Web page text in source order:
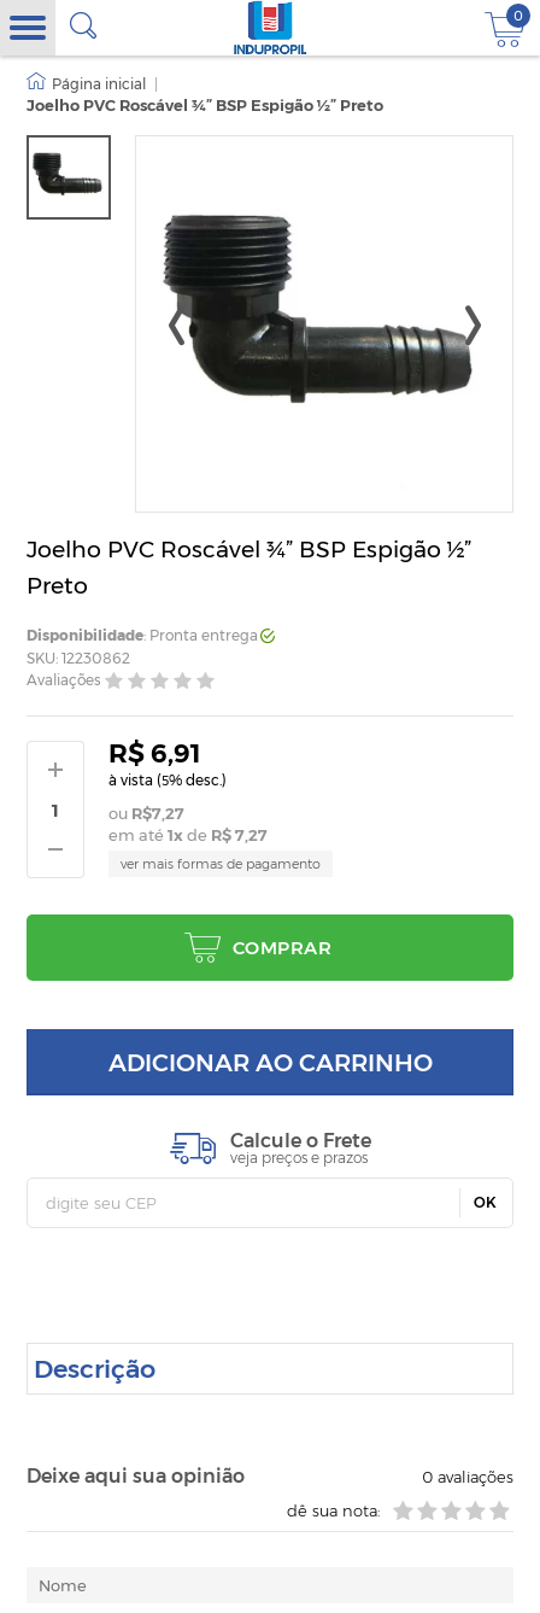
0
Joelho PVC Roscável ¾” BSP Espigão ½” Preto
Joelho PVC Roscável ¾” BSP Espigão ½”
Preto
Disponibilidade: Pronta entrega
SKU: 12230862
Avaliações
R$ 6,91
à vista (5% desc.)
R$7,27
em até1x de R$ 7,27
ver mais formas de pagamento
COMPRAR
ADICIONAR AO CARRINHO
Calcule o Frete
veja preços e prazos
OK
Descrição
Deixe aqui sua opinião 0avaliações
dê sua nota: